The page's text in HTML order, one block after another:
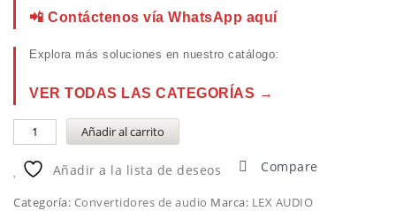
📲 Contáctenos vía WhatsApp aquí
Explora más soluciones en nuestro catálogo:
VER TODAS LAS CATEGORÍAS →
Añadir al carrito
Añadir a la lista de deseos Compare
Categoría: Convertidores de audio Marca: LEX AUDIO